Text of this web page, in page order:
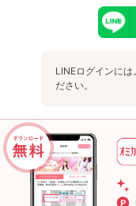
LINEログインに
ださい。